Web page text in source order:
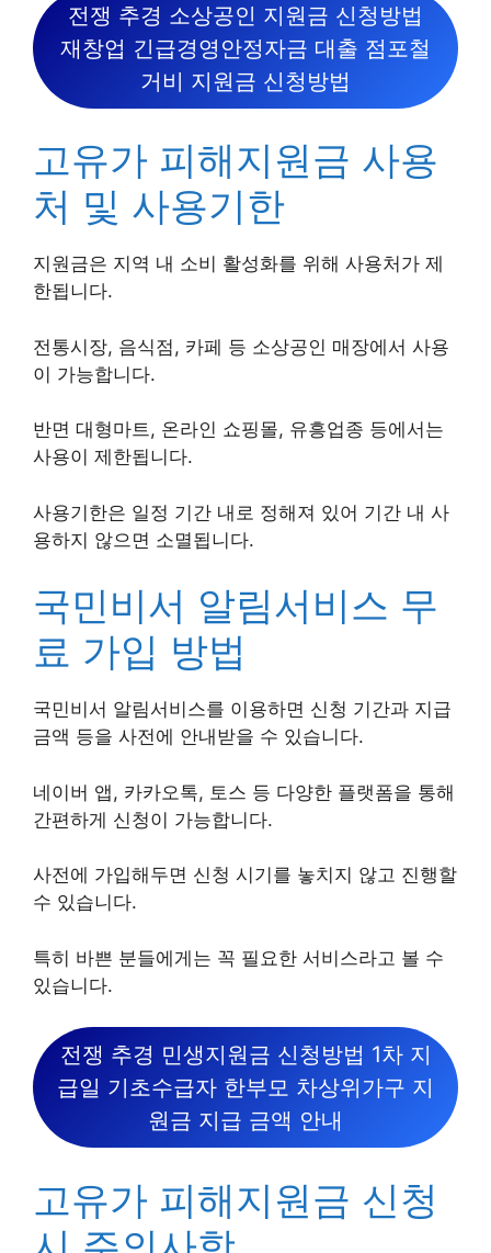
전쟁 추경 소상공인 지원금 신청방법
재창업 긴급경영안정자금 대출 점포철
거비 지원금 신청방법
고유가 피해지원금 사용
처 및 사용기한
지원금은 지역 내 소비 활성화를 위해 사용처가 제
한됩니다.
전통시장, 음식점, 카페 등 소상공인 매장에서 사용
이 가능합니다.
반면 대형마트, 온라인 쇼핑몰, 유흥업종 등에서는
사용이 제한됩니다.
사용기한은 일정 기간 내로 정해져 있어 기간 내 사
용하지 않으면 소멸됩니다.
국민비서 알림서비스 무
료 가입 방법
국민비서 알림서비스를 이용하면 신청 기간과 지급
금액 등을 사전에 안내받을 수 있습니다.
네이버 앱, 카카오톡, 토스 등 다양한 플랫폼을 통해
간편하게 신청이 가능합니다.
사전에 가입해두면 신청 시기를 놓치지 않고 진행할
수 있습니다.
특히 바쁜 분들에게는 꼭 필요한 서비스라고 볼 수
있습니다.
전쟁 추경 민생지원금 신청방법 1차 지
급일 기초수급자 한부모 차상위가구 지
원금 지급 금액 안내
고유가 피해지원금 신청